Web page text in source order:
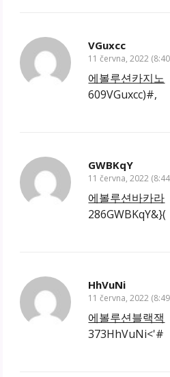
VGuxcc
11 června, 2022
에볼루션카지노
609VGuxcc)#,
GWBKqY
11 června, 2022
에볼루션바카라
286GWBKqY&}(
HhVuNi
11 června, 2022
에볼루션블랙잭
373HhVuNi<'#